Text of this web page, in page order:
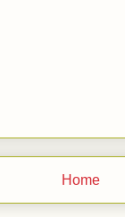
Home